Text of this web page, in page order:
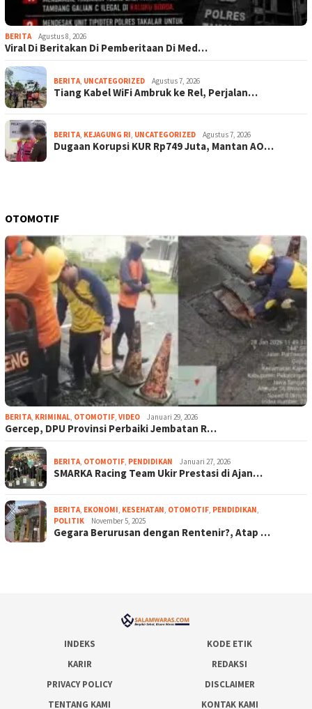
BERITA Agustus 8, 2026
Viral Di Beritakan Di Pemberitaan Di Med…
BERITA, UNCATEGORIZED Agustus 7, 2026
Tiang Kabel WiFi Ambruk ke Rel, Perjalan…
BERITA, KEJAGUNG RI, UNCATEGORIZED Agustus 7, 2026
Dugaan Korupsi KUR Rp749 Juta, Mantan AO…
OTOMOTIF
BERITA, KRIMINAL, OTOMOTIF, VIDEO Januari 29, 2026
Gercep, DPU Provinsi Perbaiki Jembatan R…
BERITA, OTOMOTIF, PENDIDIKAN Januari 27, 2026
SMARKA Racing Team Ukir Prestasi di Ajan…
BERITA, EKONOMI, KESEHATAN, OTOMOTIF, PENDIDIKAN,
POLITIK
November 5, 2025
Gegara Berurusan dengan Rentenir?, Atap …
INDEKS
KODE ETIK
KARIR
REDAKSI
PRIVACY POLICY
DISCLAIMER
TENTANG KAMI
KONTAK KAMI